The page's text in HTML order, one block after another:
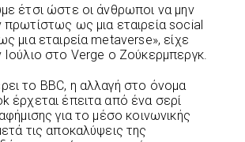
έτσι ώστε οι άνθρωποι να μην
ως μια εταιρεία social
μια εταιρεία metaverse», είχε
στο Verge ο Ζούκερμπεργκ.
το BBC, η αλλαγή στο όνομα
έρχεται έπειτα από ένα σερί
για το μέσο κοινωνικής
τις αποκαλύψεις της